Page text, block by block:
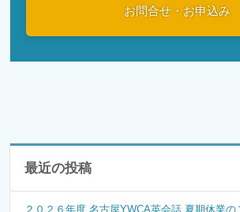
お問合せ・お申込み
最近の投稿
２０２６年度 名古屋YWCA英会話 夏期休業の